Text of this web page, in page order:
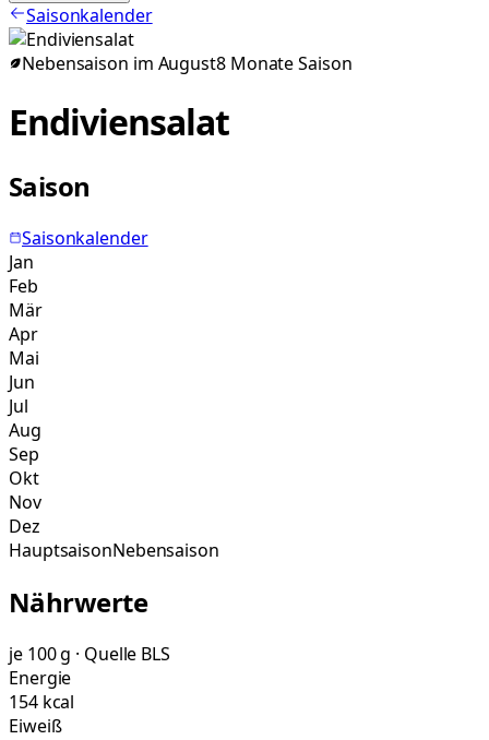
Saisonkalender
Nebensaison im August8 MonateSaison
Endiviensalat
Saison
Saisonkalender
Jan
Feb
Mär
Apr
Mai
Jun
Jul
Aug
Sep
Okt
Nov
Dez
HauptsaisonNebensaison
Nährwerte
je 100 g · Quelle BLS
Energie
154 kcal
Eiweiß